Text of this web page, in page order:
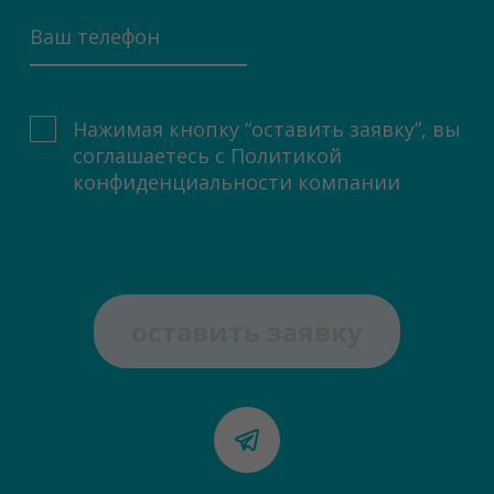
Нажимая кнопку “оставить заявку”, вы
соглашаетесь с Политикой
конфиденциальности компании